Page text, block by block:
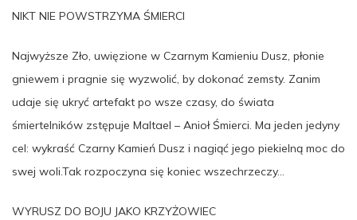
NIKT NIE POWSTRZYMA ŚMIERCI
Najwyższe Zło, uwięzione w Czarnym Kamieniu Dusz, płonie
gniewem i pragnie się wyzwolić, by dokonać zemsty. Zanim
udaje się ukryć artefakt po wsze czasy, do świata
śmiertelników zstępuje Maltael – Anioł Śmierci. Ma jeden jedyny
cel: wykraść Czarny Kamień Dusz i nagiąć jego piekielną moc do
swej woli.Tak rozpoczyna się koniec wszechrzeczy…
WYRUSZ DO BOJU JAKO KRZYŻOWIEC